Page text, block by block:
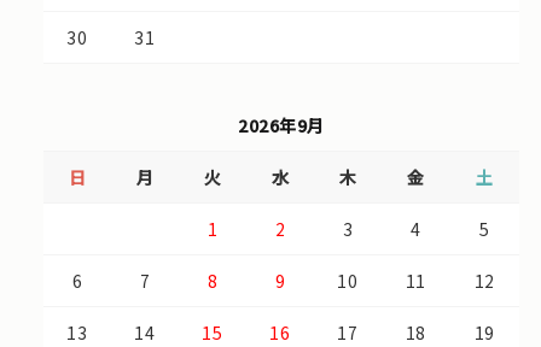
30 31
2026年9月
日 月 火 水 木 金 土
1 2 3 4 5
6 7 8 9 10 11 12
13 14 15 16 17 18 19